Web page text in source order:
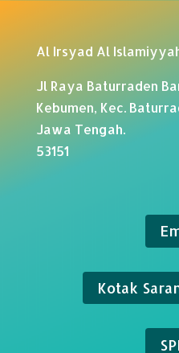
Al Irsyad Al
Jl Raya Baturraden
Kebumen, Kec.
Jawa Tengah.
53151
Kotak